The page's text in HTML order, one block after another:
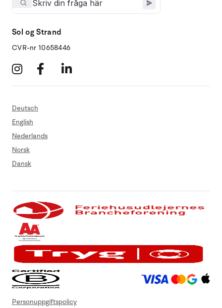
Sol og Strand
CVR-nr 10658446
Deutsch
English
Nederlands
Norsk
Dansk
Personuppgiftspolicy